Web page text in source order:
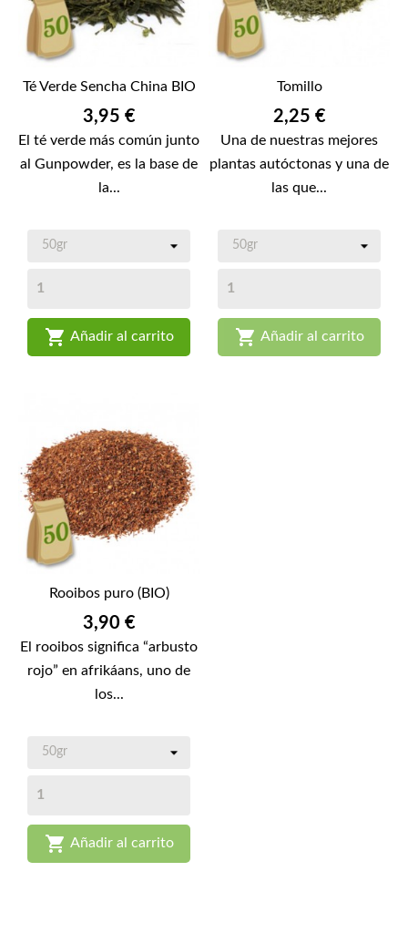
Té Verde Sencha China BIO
Precio
3,95 €
El té verde más común junto
al Gunpowder, es la base de
la...
 Añadir al carrito
Tomillo
Precio
2,25 €
Una de nuestras mejores
plantas autóctonas y una de
las que...
 Añadir al carrito
Rooibos puro (BIO)
Precio
3,90 €
El rooibos significa “arbusto
rojo” en afrikáans, uno de
los...
 Añadir al carrito